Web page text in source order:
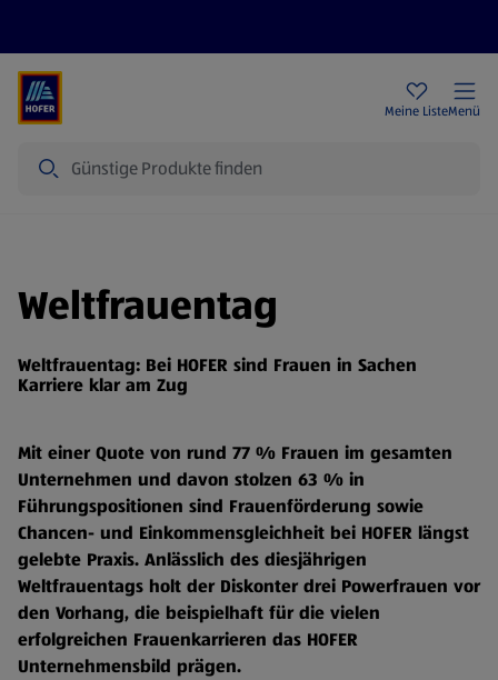
Meine ListeMenü
Weltfrauentag
Weltfrauentag: Bei HOFER sind Frauen in Sachen
Karriere klar am Zug
Mit einer Quote von rund 77 % Frauen im gesamten
Unternehmen und davon stolzen 63 % in
Führungspositionen sind Frauenförderung sowie
Chancen- und Einkommensgleichheit bei HOFER längst
gelebte Praxis. Anlässlich des diesjährigen
Weltfrauentags holt der Diskonter drei Powerfrauen vor
den Vorhang, die beispielhaft für die vielen
erfolgreichen Frauenkarrieren das HOFER
Unternehmensbild prägen.